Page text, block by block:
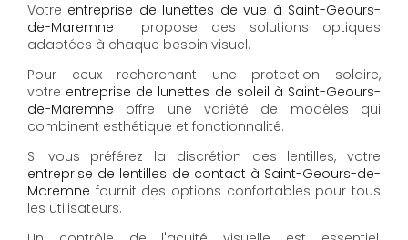
Votre entreprise de lunettes de vue à Saint-Geours-
de-Maremne propose des solutions optiques
adaptées à chaque besoin visuel.
Pour ceux recherchant une protection solaire,
votre entreprise de lunettes de soleil à Saint-Geours-
de-Maremne offre une variété de modèles qui
combinent esthétique et fonctionnalité.
Si vous préférez la discrétion des lentilles, votre
entreprise de lentilles de contact à Saint-Geours-de-
Maremne fournit des options confortables pour tous
les utilisateurs.